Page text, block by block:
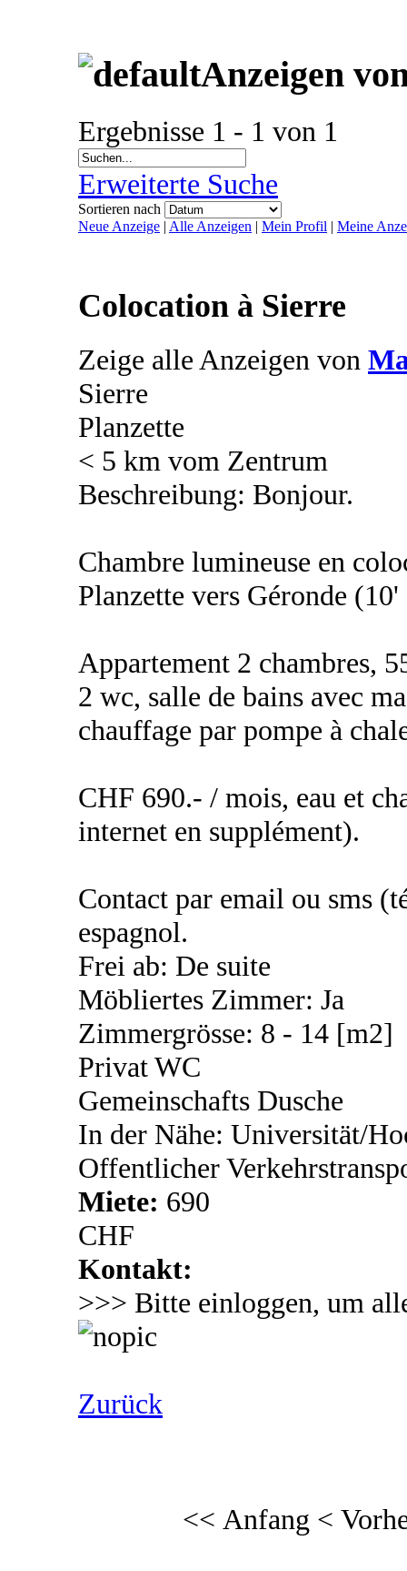
Anzeigen
Ergebnisse 1 - 1 von 1
Erweiterte Suche
Sortieren nach
Neue Anzeige | Alle Anzeigen | Mein Profil | Meine
Colocation à Sierre
Zeige alle Anzeigen von
Sierre
Planzette
< 5 km vom Zentrum
Beschreibung: Bonjour.
Chambre lumineuse en
Planzette vers Géronde
Appartement 2 chambres,
2 wc, salle de bains avec
chauffage par pompe à
CHF 690.- / mois, eau et
internet en supplément).
Contact par email ou sms
espagnol.
Frei ab: De suite
Möbliertes Zimmer: Ja
Zimmergrösse: 8 - 14 [m2]
Privat WC
Gemeinschafts Dusche
In der Nähe: Universität/
Offentlicher
Miete: 690
CHF
Kontakt:
>>> Bitte einloggen, um
Zurück
<< Anfang <